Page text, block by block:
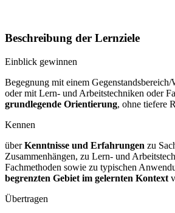
Beschreibung der Lernziele
Einblick gewinnen
Begegnung mit einem
oder mit Lern- und Arbeitstechniken oder
grundlegende Orientierung, ohne tiefere
Kennen
überKenntnisse und Erfahrungen zu
Zusammenhängen, zu Lern- und
Fachmethoden sowie zu typischen
begrenzten Gebiet im gelernten Kontext
Übertragen